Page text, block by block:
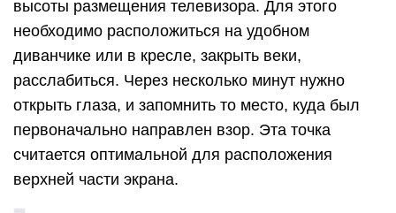
высоты размещения телевизора. Для этого
необходимо расположиться на удобном
диванчике или в кресле, закрыть веки,
расслабиться. Через несколько минут нужно
открыть глаза, и запомнить то место, куда был
первоначально направлен взор. Эта точка
считается оптимальной для расположения
верхней части экрана.